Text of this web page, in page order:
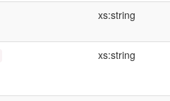
xs:string
xs:string